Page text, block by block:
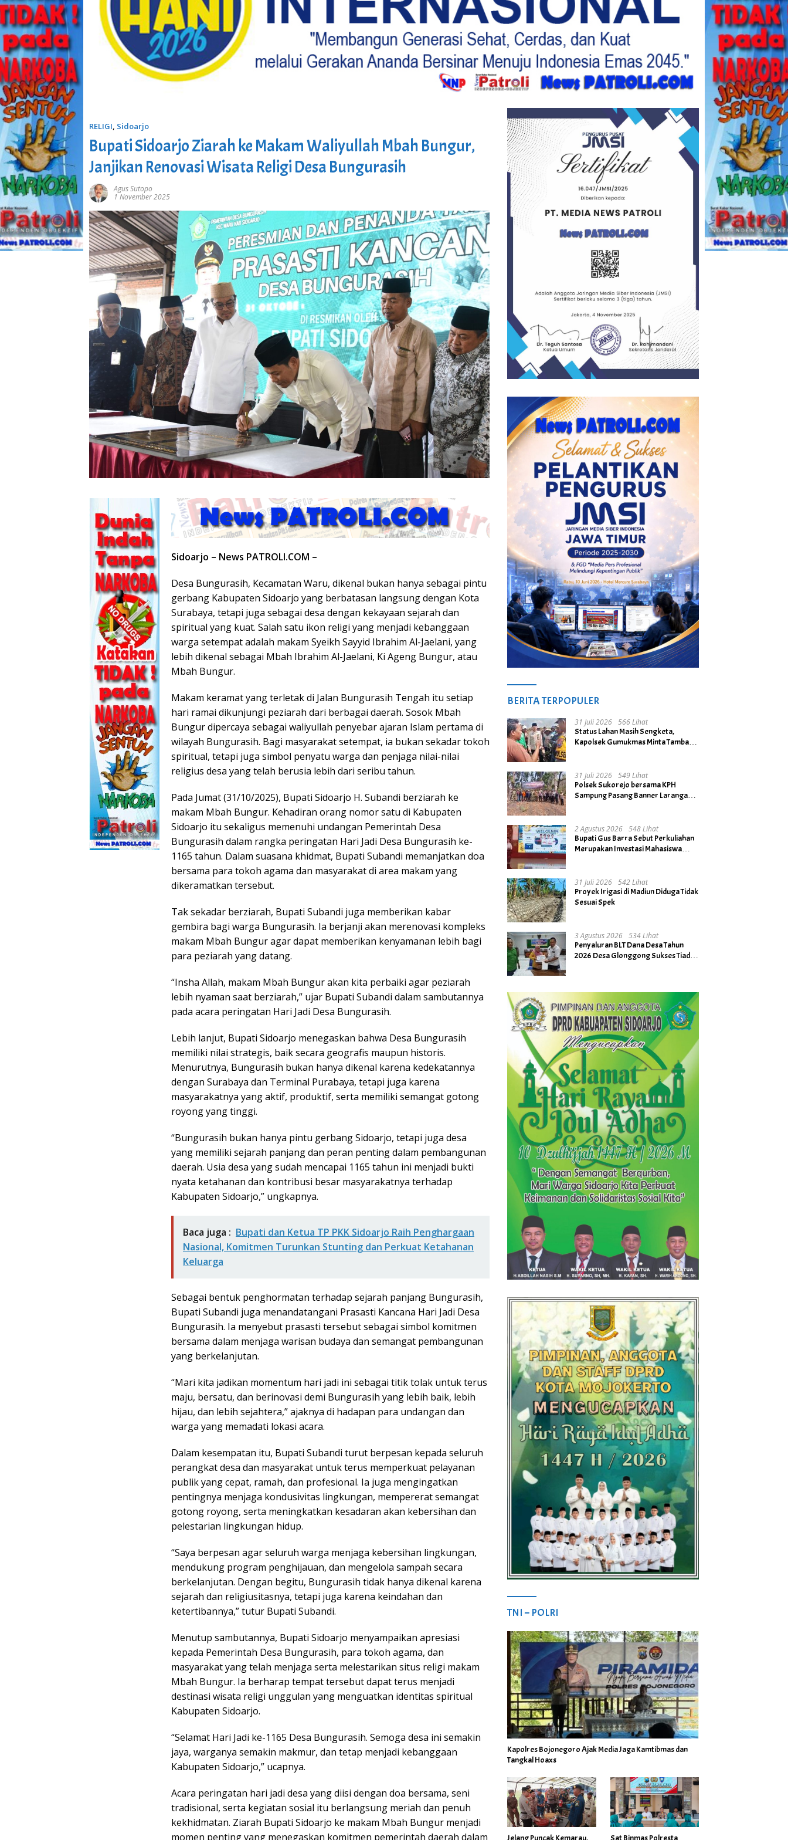
RELIGI, Sidoarjo
Bupati Sidoarjo Ziarah ke Makam Waliyullah Mbah Bungur,
Janjikan Renovasi Wisata Religi Desa Bungurasih
Agus Sutopo
1 November 2025
Sidoarjo – News PATROLI.COM –
Desa Bungurasih, Kecamatan Waru, dikenal bukan hanya sebagai pintu
gerbang Kabupaten Sidoarjo yang berbatasan langsung dengan Kota
Surabaya, tetapi juga sebagai desa dengan kekayaan sejarah dan
spiritual yang kuat. Salah satu ikon religi yang menjadi kebanggaan
warga setempat adalah makam Syeikh Sayyid Ibrahim Al-Jaelani, yang
lebih dikenal sebagai Mbah Ibrahim Al-Jaelani, Ki Ageng Bungur, atau
Mbah Bungur.
Makam keramat yang terletak di Jalan Bungurasih Tengah itu setiap
hari ramai dikunjungi peziarah dari berbagai daerah. Sosok Mbah
Bungur dipercaya sebagai waliyullah penyebar ajaran Islam pertama di
wilayah Bungurasih. Bagi masyarakat setempat, ia bukan sekadar tokoh
spiritual, tetapi juga simbol penyatu warga dan penjaga nilai-nilai
religius desa yang telah berusia lebih dari seribu tahun.
Pada Jumat (31/10/2025), Bupati Sidoarjo H. Subandi berziarah ke
makam Mbah Bungur. Kehadiran orang nomor satu di Kabupaten
Sidoarjo itu sekaligus memenuhi undangan Pemerintah Desa
Bungurasih dalam rangka peringatan Hari Jadi Desa Bungurasih ke-
1165 tahun. Dalam suasana khidmat, Bupati Subandi memanjatkan doa
bersama para tokoh agama dan masyarakat di area makam yang
dikeramatkan tersebut.
Tak sekadar berziarah, Bupati Subandi juga memberikan kabar
gembira bagi warga Bungurasih. Ia berjanji akan merenovasi kompleks
makam Mbah Bungur agar dapat memberikan kenyamanan lebih bagi
para peziarah yang datang.
“Insha Allah, makam Mbah Bungur akan kita perbaiki agar peziarah
lebih nyaman saat berziarah,” ujar Bupati Subandi dalam sambutannya
pada acara peringatan Hari Jadi Desa Bungurasih.
Lebih lanjut, Bupati Sidoarjo menegaskan bahwa Desa Bungurasih
memiliki nilai strategis, baik secara geografis maupun historis.
Menurutnya, Bungurasih bukan hanya dikenal karena kedekatannya
dengan Surabaya dan Terminal Purabaya, tetapi juga karena
masyarakatnya yang aktif, produktif, serta memiliki semangat gotong
royong yang tinggi.
“Bungurasih bukan hanya pintu gerbang Sidoarjo, tetapi juga desa
yang memiliki sejarah panjang dan peran penting dalam pembangunan
daerah. Usia desa yang sudah mencapai 1165 tahun ini menjadi bukti
nyata ketahanan dan kontribusi besar masyarakatnya terhadap
Kabupaten Sidoarjo,” ungkapnya.
Baca juga : Bupati dan Ketua TP PKK Sidoarjo Raih Penghargaan
Nasional, Komitmen Turunkan Stunting dan Perkuat Ketahanan
Keluarga
Sebagai bentuk penghormatan terhadap sejarah panjang Bungurasih,
Bupati Subandi juga menandatangani Prasasti Kancana Hari Jadi Desa
Bungurasih. Ia menyebut prasasti tersebut sebagai simbol komitmen
bersama dalam menjaga warisan budaya dan semangat pembangunan
yang berkelanjutan.
“Mari kita jadikan momentum hari jadi ini sebagai titik tolak untuk terus
maju, bersatu, dan berinovasi demi Bungurasih yang lebih baik, lebih
hijau, dan lebih sejahtera,” ajaknya di hadapan para undangan dan
warga yang memadati lokasi acara.
Dalam kesempatan itu, Bupati Subandi turut berpesan kepada seluruh
perangkat desa dan masyarakat untuk terus memperkuat pelayanan
publik yang cepat, ramah, dan profesional. Ia juga mengingatkan
pentingnya menjaga kondusivitas lingkungan, mempererat semangat
gotong royong, serta meningkatkan kesadaran akan kebersihan dan
pelestarian lingkungan hidup.
“Saya berpesan agar seluruh warga menjaga kebersihan lingkungan,
mendukung program penghijauan, dan mengelola sampah secara
berkelanjutan. Dengan begitu, Bungurasih tidak hanya dikenal karena
sejarah dan religiusitasnya, tetapi juga karena keindahan dan
ketertibannya,” tutur Bupati Subandi.
Menutup sambutannya, Bupati Sidoarjo menyampaikan apresiasi
kepada Pemerintah Desa Bungurasih, para tokoh agama, dan
masyarakat yang telah menjaga serta melestarikan situs religi makam
Mbah Bungur. Ia berharap tempat tersebut dapat terus menjadi
destinasi wisata religi unggulan yang menguatkan identitas spiritual
Kabupaten Sidoarjo.
“Selamat Hari Jadi ke-1165 Desa Bungurasih. Semoga desa ini semakin
jaya, warganya semakin makmur, dan tetap menjadi kebanggaan
Kabupaten Sidoarjo,” ucapnya.
Acara peringatan hari jadi desa yang diisi dengan doa bersama, seni
tradisional, serta kegiatan sosial itu berlangsung meriah dan penuh
kekhidmatan. Ziarah Bupati Sidoarjo ke makam Mbah Bungur menjadi
momen penting yang menegaskan komitmen pemerintah daerah dalam
BERITA TERPOPULER
31 Juli 2026
566 Lihat
Status Lahan Masih Sengketa,
Kapolsek Gumukmas Minta Tambang
31 Juli 2026
549 Lihat
Polsek Sukorejo bersama KPH
Sampung Pasang Banner Larangan
2 Agustus 2026
548 Lihat
Bupati Gus Barra Sebut Perkuliahan
Merupakan Investasi Mahasiswa
31 Juli 2026
542 Lihat
Proyek Irigasi di Madiun Diduga Tidak
Sesuai Spek
3 Agustus 2026
534 Lihat
Penyaluran BLT Dana Desa Tahun
2026 Desa Glonggong Sukses Tiada
TNI – POLRI
Kapolres Bojonegoro Ajak Media Jaga Kamtibmas dan
Tangkal Hoaxs
Jelang Puncak Kemarau,